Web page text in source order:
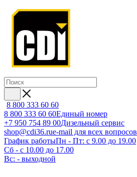
8 800 333 60 60
8 800 333 60 60Единый номер
+7 950 754 89 00Дизельный сервис
shop@cdi36.rue-mail для всех вопросов
График работыПн - Пт: с 9.00 до 19.00
Сб - с 10.00 до 17.00
Вс: - выходной